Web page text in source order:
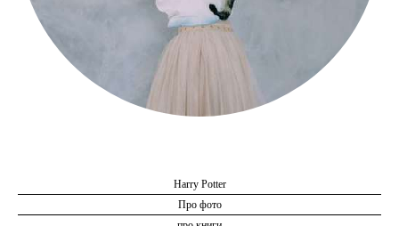
Harry Potter
Про фото